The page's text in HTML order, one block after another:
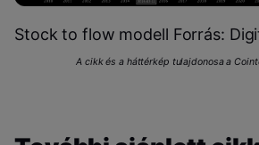
Stock to flow modell Forrás:
A cikk és a háttérkép tulajdonosa a